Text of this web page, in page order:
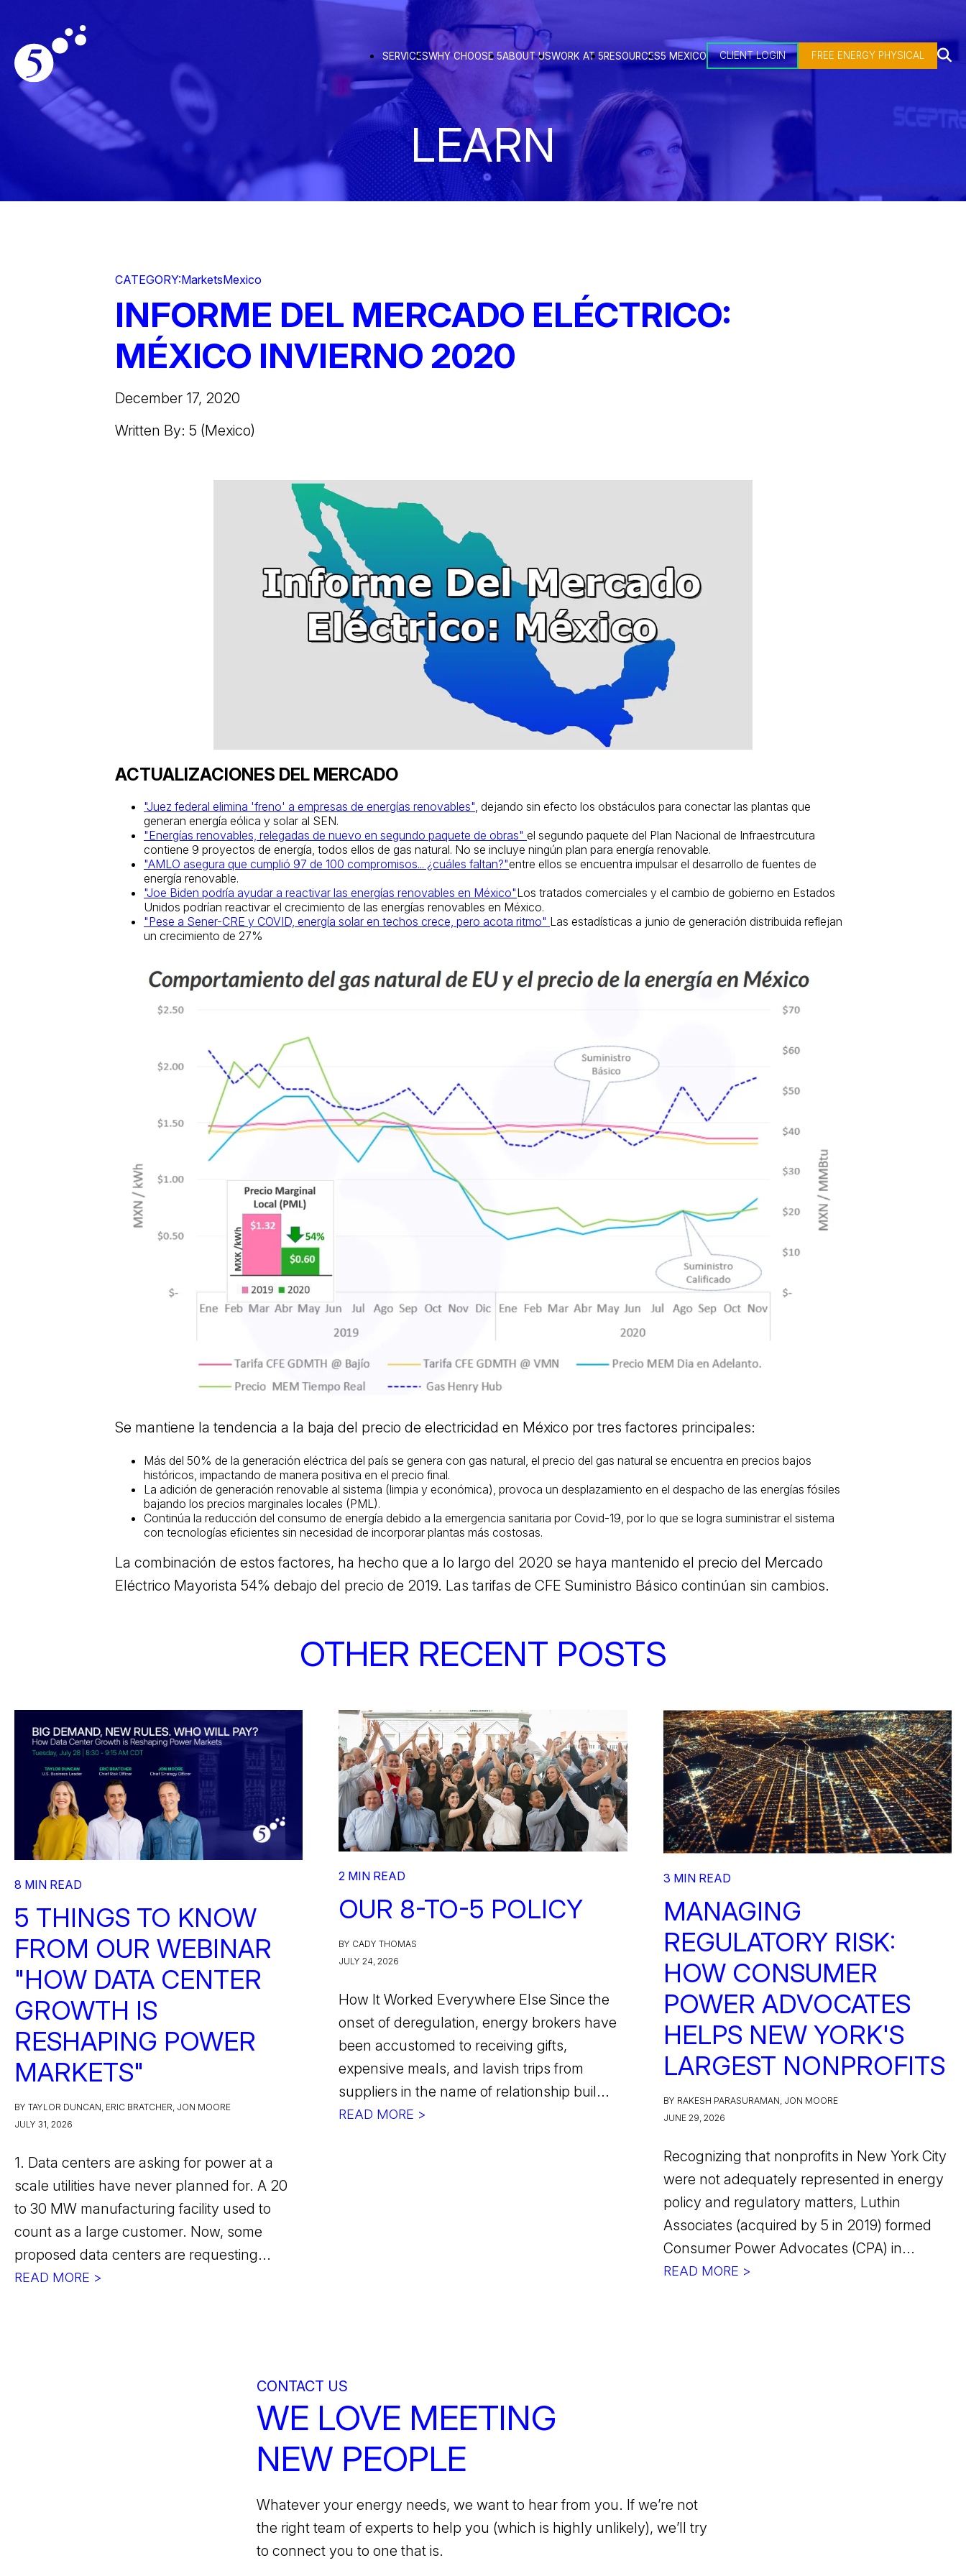
SERVICESWHY CHOOSE 5ABOUT USWORK AT 5RESOURCES5 MEXICO CLIENT LOGIN FREE ENERGY PHYSICAL
LEARN
CATEGORY:MarketsMexico
INFORME DEL MERCADO ELÉCTRICO:
MÉXICO INVIERNO 2020
December 17, 2020
Written By: 5 (Mexico)
ACTUALIZACIONES DEL MERCADO
"Juez federal elimina 'freno' a empresas de energías renovables" dejando sin efecto los obstáculos para conectar las plantas que
generan energía eólica y solar al SEN.
"Energías renovables, relegadas de nuevo en segundo paquete de obras" el segundo paquete del Plan Nacional de Infraestrcutura
contiene 9 proyectos de energía, todos ellos de gas natural. No se incluye ningún plan para energía renovable.
"AMLO asegura que cumplió 97 de 100 compromisos... ¿cuáles faltan?"entre ellos se encuentra impulsar el desarrollo de fuentes de
energía renovable.
"Joe Biden podría ayudar a reactivar las energías renovables en México"Los tratados comerciales y el cambio de gobierno en Estados
Unidos podrían reactivar el crecimiento de las energías renovables en México.
"Pese a Sener-CRE y COVID, energía solar en techos crece, pero acota ritmo" Las estadísticas a junio de generación distribuida reflejan
un crecimiento de 27%
Se mantiene la tendencia a la baja del precio de electricidad en México por tres factores principales:
Más del 50% de la generación eléctrica del país se genera con gas natural, el precio del gas natural se encuentra en precios bajos
históricos, impactando de manera positiva en el precio final.
La adición de generación renovable al sistema (limpia y económica), provoca un desplazamiento en el despacho de las energías fósiles
bajando los precios marginales locales (PML).
Continúa la reducción del consumo de energía debido a la emergencia sanitaria por Covid-19, por lo que se logra suministrar el sistema
con tecnologías eficientes sin necesidad de incorporar plantas más costosas.
La combinación de estos factores, ha hecho que a lo largo del 2020 se haya mantenido el precio del Mercado
Eléctrico Mayorista 54% debajo del precio de 2019. Las tarifas de CFE Suministro Básico continúan sin cambios.
OTHER RECENT POSTS
8 MIN READ
5 THINGS TO KNOW
FROM OUR WEBINAR
"HOW DATA CENTER
GROWTH IS
RESHAPING POWER
MARKETS"
BY TAYLOR DUNCAN, ERIC BRATCHER, JON MOORE
JULY 31, 2026
1. Data centers are asking for power at a
scale utilities have never planned for. A 20
to 30 MW manufacturing facility used to
count as a large customer. Now, some
proposed data centers are requesting...
READ MORE >
2 MIN READ
OUR 8-TO-5 POLICY
BY CADY THOMAS
JULY 24, 2026
How It Worked Everywhere Else Since the
onset of deregulation, energy brokers have
been accustomed to receiving gifts,
expensive meals, and lavish trips from
suppliers in the name of relationship buil...
READ MORE >
3 MIN READ
MANAGING
REGULATORY RISK:
HOW CONSUMER
POWER ADVOCATES
HELPS NEW YORK'S
LARGEST NONPROFITS
BY RAKESH PARASURAMAN, JON MOORE
JUNE 29, 2026
Recognizing that nonprofits in New York City
were not adequately represented in energy
policy and regulatory matters, Luthin
Associates (acquired by 5 in 2019) formed
Consumer Power Advocates (CPA) in...
READ MORE >
CONTACT US
WE LOVE MEETING
NEW PEOPLE
Whatever your energy needs, we want to hear from you. If we’re not
the right team of experts to help you (which is highly unlikely), we’ll try
to connect you to one that is.